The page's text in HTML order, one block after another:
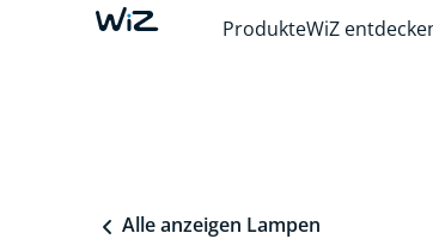
ProdukteWiZ
Alle anzeigen Lampen